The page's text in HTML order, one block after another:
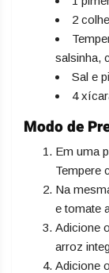
2
salsinha,
Sal e
4
Modo de
Em uma
Tempere
Na
e tomate
Adicione
arroz
Adicione